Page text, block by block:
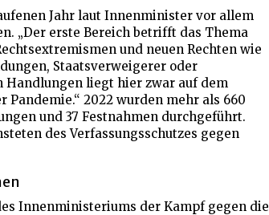
Jahr laut Innenminister vor allem
„Der erste Bereich betrifft das Thema
und neuen Rechten wie
Staatsverweigerer oder
Handlungen liegt hier zwar auf dem
Pandemie.“ 2022 wurden mehr als 660
und 37 Festnahmen durchgeführt.
des Verfassungsschutzes gegen
Innenministeriums der Kampf gegen die